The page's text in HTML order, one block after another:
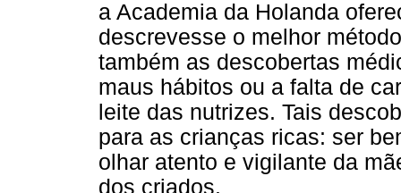
a Academia da Holanda
descrevesse o melhor
também as descobertas
maus hábitos ou a falta de
leite das nutrizes. Tais
para as crianças ricas: ser
olhar atento e vigilante da
dos criados.